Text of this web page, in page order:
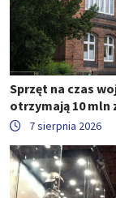
Sprzęt na czas
otrzymają 10 mln
7 sierpnia 2026